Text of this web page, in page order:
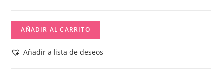
Medias
Aesthetic
Fitness
AÑADIR AL CARRITO
Añadir a lista de deseos